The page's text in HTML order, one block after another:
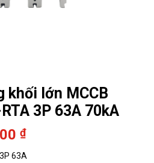
khối lớn MCCB
3P 63A 70kA
₫
63A